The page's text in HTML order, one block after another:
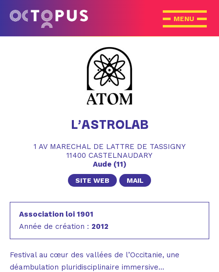
L’ASTROLAB
1 AV MARECHAL DE LATTRE DE TASSIGNY
11400 CASTELNAUDARY
Aude (11)
SITE WEB MAIL
Association loi 1901
Année de création : 2012
Festival au cœur des vallées de l’Occitanie, une
déambulation pluridisciplinaire immersive...